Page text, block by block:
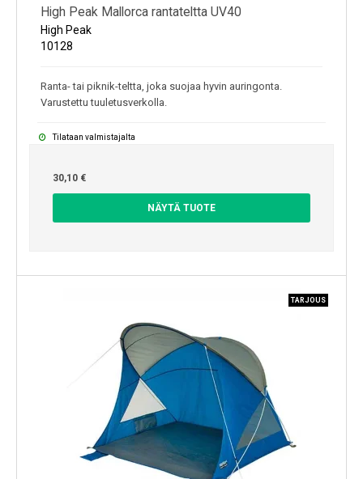
High Peak Mallorca rantateltta UV40
High Peak
10128
Ranta- tai piknik-teltta, joka suojaa hyvin auringonta.
Varustettu tuuletusverkolla.
Tilataan valmistajalta
30,10 €
NÄYTÄ TUOTE
TARJOUS